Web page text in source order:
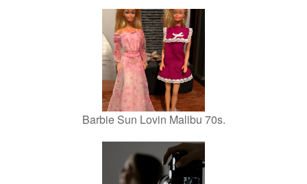
Barbie Sun Lovin Malibu 70s.